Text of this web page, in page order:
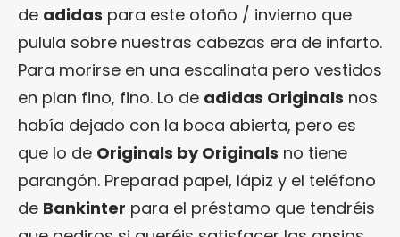
de adidas para este otoño / invierno que
pulula sobre nuestras cabezas era de infarto.
Para morirse en una escalinata pero vestidos
en plan fino, fino. Lo de adidas Originals nos
había dejado con la boca abierta, pero es
que lo de Originals by Originals no tiene
parangón. Preparad papel, lápiz y el teléfono
de Bankinter para el préstamo que tendréis